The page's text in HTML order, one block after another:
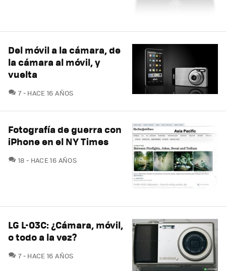
Del móvil a la cámara, de
la cámara al móvil, y
vuelta
7COMENTARIOS
HACE 16 AÑOS
Fotografía de guerra con
iPhone en el NY Times
18 COMENTARIOS
HACE 16 AÑOS
LG L-03C: ¿Cámara, móvil,
o todo a la vez?
7COMENTARIOS
HACE 16 AÑOS